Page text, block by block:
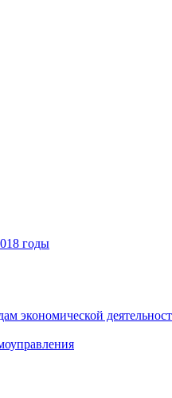
годы
экономической